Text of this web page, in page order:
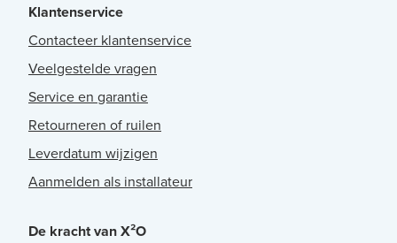
Klantenservice
Contacteer klantenservice
Veelgestelde vragen
Service en garantie
Retourneren of ruilen
Leverdatum wijzigen
Aanmelden als installateur
De kracht van X²O